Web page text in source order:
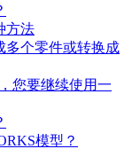
方法
多个零件或转换成
您要继续使用一
模型？